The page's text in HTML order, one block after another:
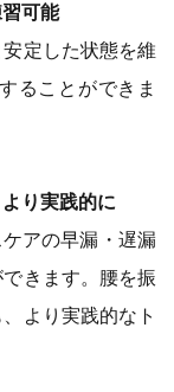
可能
定した状態を維
ることができま
り実践的に
アの早漏・遅漏
きます。腰を振
より実践的なト